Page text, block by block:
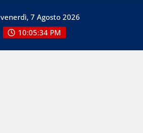
venerdì, 7 Agosto 2026
10:05:34 PM